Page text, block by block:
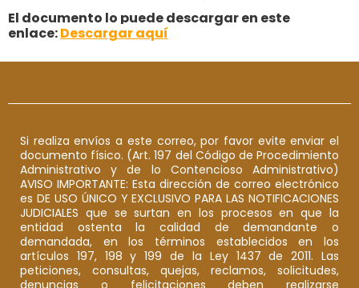
El documento lo puede descargar en este
enlace:Descargar aquí
Si realiza envíos a este correo, por favor evite enviar el
documento físico. (Art. 197 del Código de Procedimiento
Administrativo y de lo Contencioso Administrativo)
AVISO IMPORTANTE: Esta dirección de correo electrónico
es DE USO ÚNICO Y EXCLUSIVO PARA LAS NOTIFICACIONES
JUDICIALES que se surtan en los procesos en que la
entidad ostenta la calidad de demandante o
demandada, en los términos establecidos en los
artículos 197, 198 y 199 de la Ley 1437 de 2011. Las
peticiones, consultas, quejas, reclamos, solicitudes,